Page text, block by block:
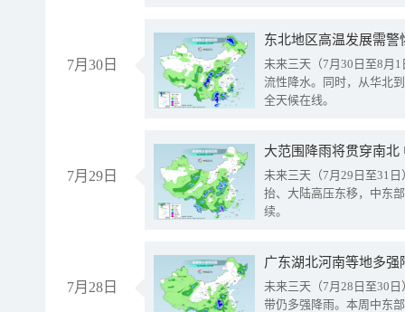
7月30日
东北地区高温发展需
未来三天（7月30日至8月
流性降水。同时，从华北
全天候在线。
7月29日
大范围降雨将贯穿南
未来三天（7月29日至31
抬、大陆高压东移，中东
续。
7月28日
广东湖北河南等地多
未来三天（7月28日至30
带仍多强降雨。本周中东